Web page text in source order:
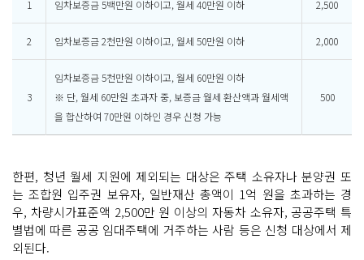
1 임차보증금 5백만원 이하이고, 월세 40만원 이하 2,500
2 임차보증금 2천만원 이하이고, 월세 50만원 이하 2,000
3
임차보증금 5천만원 이하이고, 월세 60만원 이하
※ 단, 월세 60만원 초과자 중, 보증금 월세 환산액과 월세액
을 합산하여 70만원 이하인 경우 신청 가능
500
한편, 청년 월세 지원에 제외되는 대상은 주택 소유자나 분양권 또
는 조합원 입주권 보유자, 일반재산 총액이 1억 원을 초과하는 경
우, 차량시가표준액 2,500만 원 이상의 자동차 소유자, 공공주택 특
별법에 따른 공공 임대주택에 거주하는 사람 등은 신청 대상에서 제
외된다.